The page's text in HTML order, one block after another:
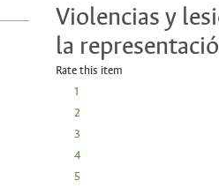
Violencias y
la
Rate this item
1
2
3
4
5